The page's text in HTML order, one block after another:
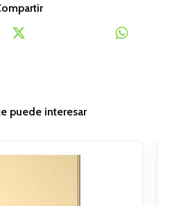
puede interesar